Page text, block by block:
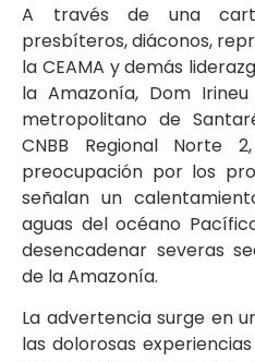
A través de una
presbíteros, diáconos,
la CEAMA y demás
la Amazonía, Dom Irineu
metropolitano de
CNBB Regional Norte
preocupación por los
señalan un
aguas del océano
desencadenar severas
de la Amazonía.
La advertencia surge en
las dolorosas